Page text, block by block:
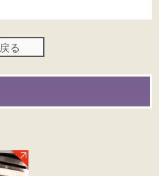
戻る